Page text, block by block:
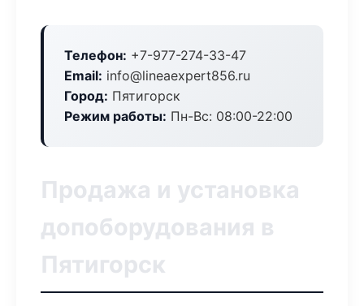
Телефон: +7-977-274-33-47
Email: info@lineaexpert856.ru
Город: Пятигорск
Режим работы: Пн-Вс: 08:00-22:00
Продажа и установка
допоборудования в
Пятигорск